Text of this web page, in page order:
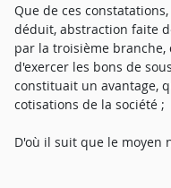
Que de ces
déduit, abstraction faite
par la troisième
d'exercer les bons de
constituait un avantage,
cotisations de la société ;
D'où il suit que le moyen